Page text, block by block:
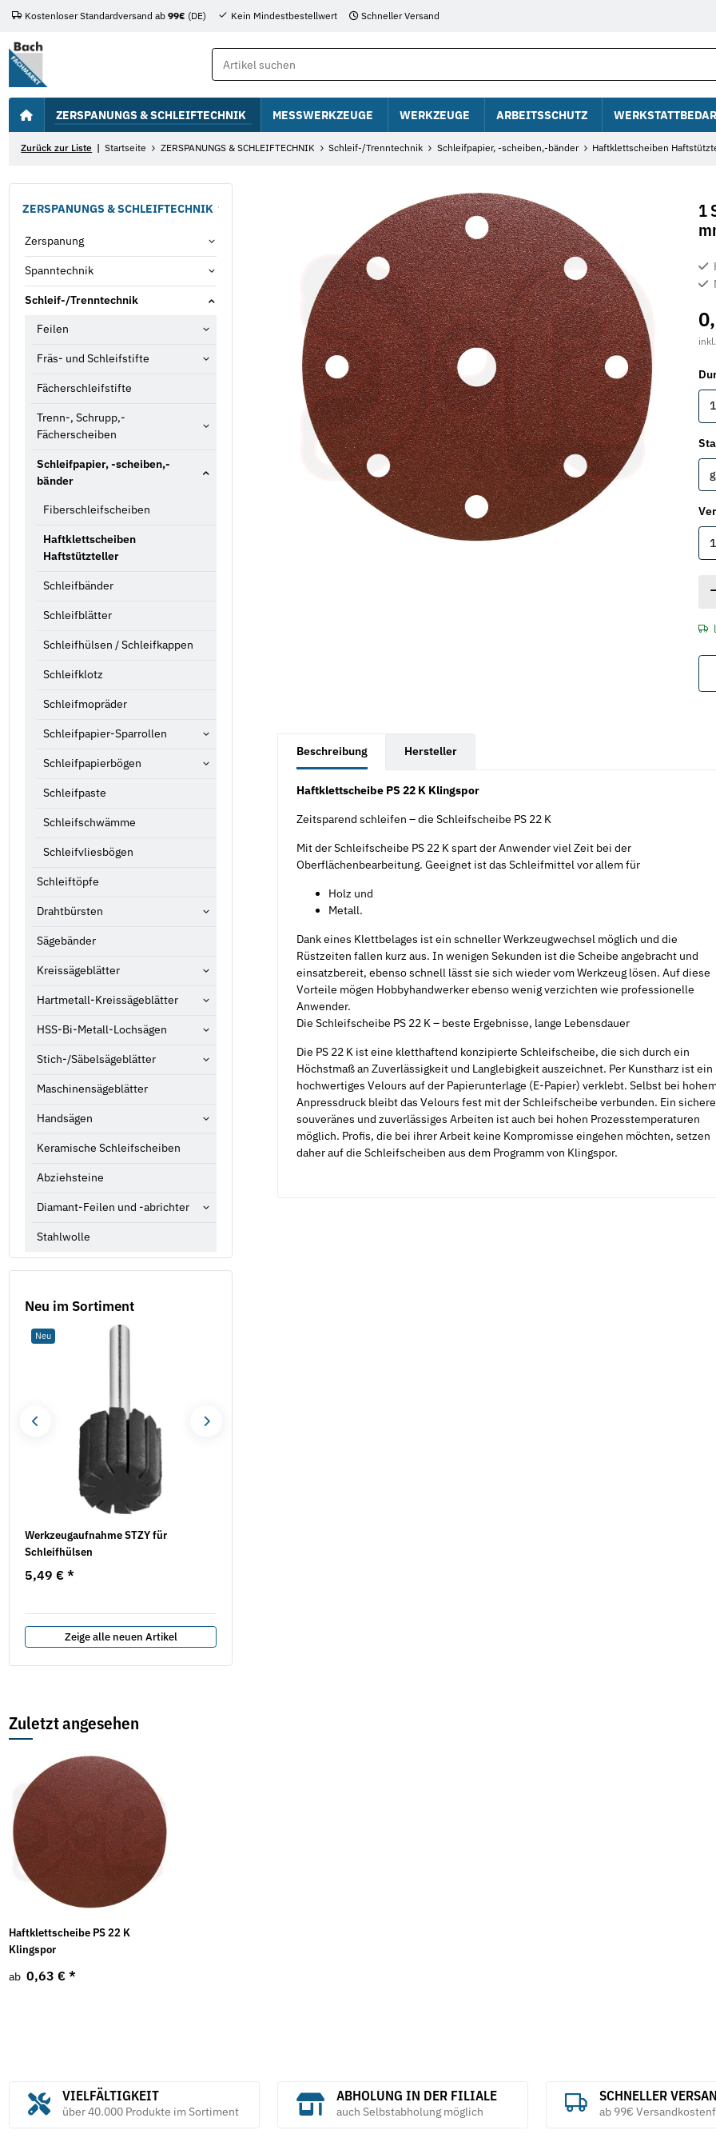
Kostenloser Standardversand ab 99€ (DE) Kein Mindestbestellwert Schneller Versand
ZERSPANUNGS & SCHLEIFTECHNIK MESSWERKZEUGE WERKZEUGE ARBEITSSCHUTZ
Zurück zur Liste Startseite ZERSPANUNGS & SCHLEIFTECHNIK Schleif-/Trenntechnik Schleifpapier, -scheiben,-bänder Haftklettscheiben
1
Beschreibung Hersteller
Haftklettscheibe PS 22 K Klingspor
Zeitsparend schleifen – die Schleifscheibe PS 22 K
Mit der Schleifscheibe PS 22 K spart der Anwender viel Zeit bei der
Oberflächenbearbeitung. Geeignet ist das Schleifmittel vor allem für
Holz und
Metall.
Dank eines Klettbelages ist ein schneller Werkzeugwechsel möglich und die
Rüstzeiten fallen kurz aus. In wenigen Sekunden ist die Scheibe angebracht und
einsatzbereit, ebenso schnell lässt sie sich wieder vom Werkzeug lösen. Auf diese
Vorteile mögen Hobbyhandwerker ebenso wenig verzichten wie professionelle
Anwender.
Die Schleifscheibe PS 22 K – beste Ergebnisse, lange Lebensdauer
Die PS 22 K ist eine kletthaftend konzipierte Schleifscheibe, die sich durch ein
Höchstmaß an Zuverlässigkeit und Langlebigkeit auszeichnet. Per Kunstharz ist ein
hochwertiges Velours auf der Papierunterlage (E-Papier) verklebt. Selbst bei
Anpressdruck bleibt das Velours fest mit der Schleifscheibe verbunden. Ein
souveränes und zuverlässiges Arbeiten ist auch bei hohen Prozesstemperaturen
möglich. Profis, die bei ihrer Arbeit keine Kompromisse eingehen möchten, setzen
daher auf die Schleifscheiben aus dem Programm von Klingspor.
ZERSPANUNGS & SCHLEIFTECHNIK
Zerspanung
Spanntechnik
Schleif-/Trenntechnik
Feilen
Fräs- und Schleifstifte
Fächerschleifstifte
Trenn-, Schrupp,-
Fächerscheiben
Schleifpapier, -scheiben,-
bänder
Fiberschleifscheiben
Haftklettscheiben
Haftstützteller
Schleifbänder
Schleifblätter
Schleifhülsen / Schleifkappen
Schleifklotz
Schleifmopräder
Schleifpapier-Sparrollen
Schleifpapierbögen
Schleifpaste
Schleifschwämme
Schleifvliesbögen
Schleiftöpfe
Drahtbürsten
Sägebänder
Kreissägeblätter
Hartmetall-Kreissägeblätter
HSS-Bi-Metall-Lochsägen
Stich-/Säbelsägeblätter
Maschinensägeblätter
Handsägen
Keramische Schleifscheiben
Abziehsteine
Diamant-Feilen und -abrichter
Stahlwolle
Neu im Sortiment
Neu
Werkzeugaufnahme STZY für
Schleifhülsen
5,49 € *
Zeige alle neuen Artikel
Zuletzt angesehen
Haftklettscheibe PS 22 K
Klingspor
ab 0,63 € *
VIELFÄLTIGKEIT
über 40.000 Produkte im Sortiment
ABHOLUNG IN DER FILIALE
auch Selbstabholung möglich
SCHNELLER
ab 99€